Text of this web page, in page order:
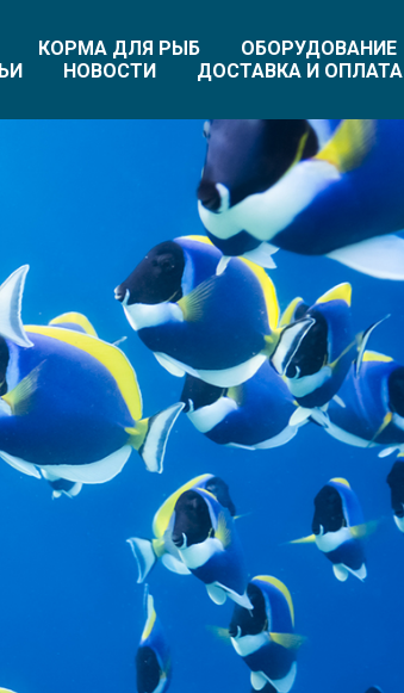
КОРМА ДЛЯ РЫБ ОБОРУДОВАНИЕ
НОВОСТИ ДОСТАВКА И ОПЛАТА